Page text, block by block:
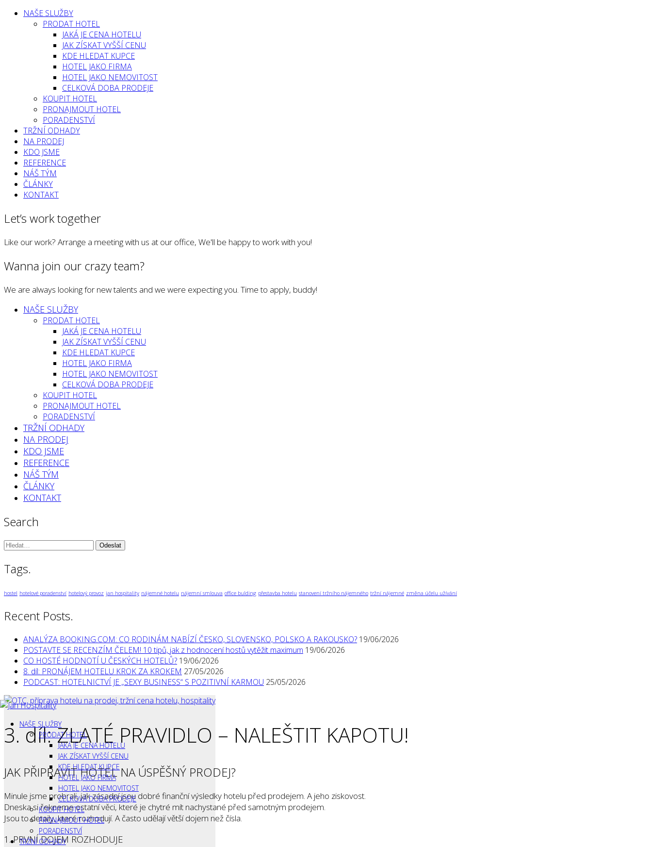
NAŠE SLUŽBY
PRODAT HOTEL
JAKÁ JE CENA HOTELU
JAK ZÍSKAT VYŠŠÍ CENU
KDE HLEDAT KUPCE
HOTEL JAKO FIRMA
HOTEL JAKO NEMOVITOST
CELKOVÁ DOBA PRODEJE
KOUPIT HOTEL
PRONAJMOUT HOTEL
PORADENSTVÍ
TRŽNÍ ODHADY
NA PRODEJ
KDO JSME
REFERENCE
NÁŠ TÝM
ČLÁNKY
KONTAKT
Let’s work together
Like our work? Arrange a meeting with us at our office, We'll be happy to work with you!
Wanna join our crazy team?
We are always looking for new talents and we were expecting you. Time to apply, buddy!
NAŠE SLUŽBY
PRODAT HOTEL
JAKÁ JE CENA HOTELU
JAK ZÍSKAT VYŠŠÍ CENU
KDE HLEDAT KUPCE
HOTEL JAKO FIRMA
HOTEL JAKO NEMOVITOST
CELKOVÁ DOBA PRODEJE
KOUPIT HOTEL
PRONAJMOUT HOTEL
PORADENSTVÍ
TRŽNÍ ODHADY
NA PRODEJ
KDO JSME
REFERENCE
NÁŠ TÝM
ČLÁNKY
KONTAKT
Search
Vyhledávání:
Tags.
hostel hotelové poradenství hotelový provoz jan hospitality nájemné hotelu nájemní smlouva office bulding přestavba hotelu stanovení tržního nájemného tržní nájemné změna účelu užívání
Recent Posts.
ANALÝZA BOOKING.COM: CO RODINÁM NABÍZÍ ČESKO, SLOVENSKO, POLSKO A RAKOUSKO? 19/06/2026
POSTAVTE SE RECENZÍM ČELEM! 10 tipů, jak z hodnocení hostů vytěžit maximum 19/06/2026
CO HOSTÉ HODNOTÍ U ČESKÝCH HOTELŮ? 19/06/2026
8. díl: PRONÁJEM HOTELU KROK ZA KROKEM 27/05/2026
PODCAST: HOTELNICTVÍ JE „SEXY BUSINESS“ S POZITIVNÍ KARMOU 25/05/2026
NAŠE SLUŽBY
PRODAT HOTEL
JAKÁ JE CENA HOTELU
JAK ZÍSKAT VYŠŠÍ CENU
KDE HLEDAT KUPCE
HOTEL JAKO FIRMA
HOTEL JAKO NEMOVITOST
CELKOVÁ DOBA PRODEJE
KOUPIT HOTEL
PRONAJMOUT HOTEL
PORADENSTVÍ
TRŽNÍ ODHADY
3. díl: ZLATÉ PRAVIDLO – NALEŠTIT KAPOTU!
JAK PŘIPRAVIT HOTEL NA ÚSPĚŠNÝ PRODEJ?
Minule jsme probrali, jak zásadní jsou dobré finanční výsledky hotelu před prodejem. A jeho ziskovost.
Dneska si řekneme ostatní věci, které je chytré mít nachystané před samotným prodejem.
Jsou to detaily, které rozhodují. A často udělají větší dojem než čísla.
1. PRVNÍ DOJEM ROZHODUJE